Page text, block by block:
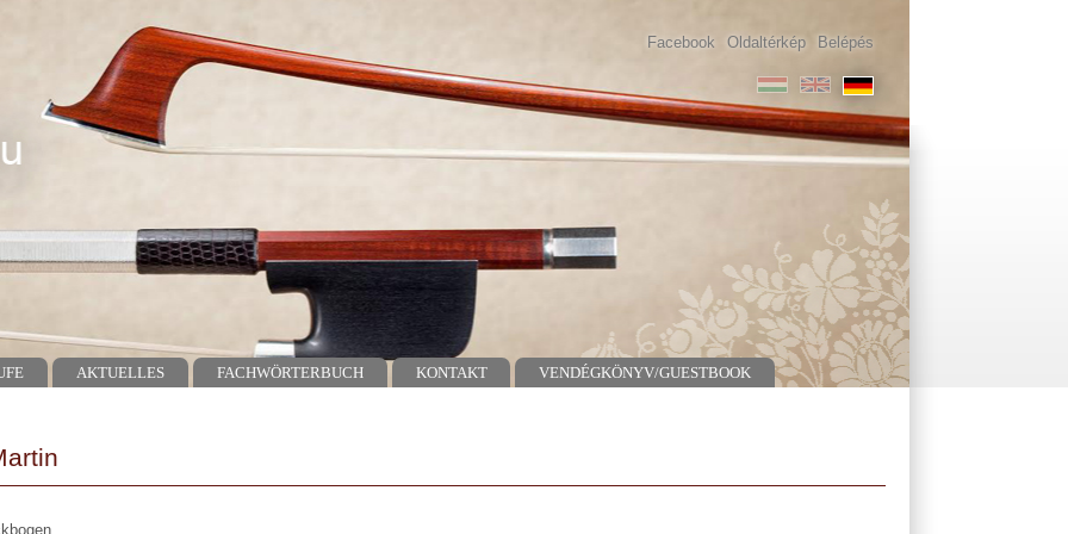
Facebook
Oldaltérkép Belépés
AKTUELLES FACHWÖRTERBUCH KONTAKT VENDÉGKÖNYV/GUESTBOOK